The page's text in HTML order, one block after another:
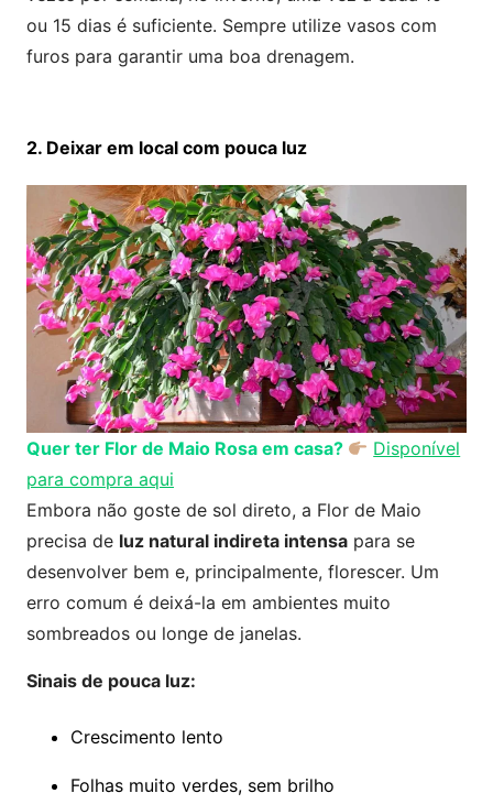
ou 15 dias é suficiente. Sempre utilize vasos com
furos para garantir uma boa drenagem.
2. Deixar em local com pouca luz
Quer ter Flor de Maio Rosa em casa?
Disponível
para compra aqui
Embora não goste de sol direto, a Flor de Maio
precisa de luz natural indireta intensa para se
desenvolver bem e, principalmente, florescer. Um
erro comum é deixá-la em ambientes muito
sombreados ou longe de janelas.
Sinais de pouca luz:
Crescimento lento
Folhas muito verdes, sem brilho